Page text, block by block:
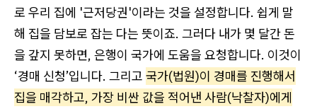
로 우리 집에 '근저당권'이라는 것을 설정합니다. 쉽게 말
해 집을 담보로 잡는 다는 뜻이죠. 그러다 내가 몇 달간 돈
을 갚지 못하면, 은행이 국가에 도움을 요청합니다. 이것이
‘경매 신청’입니다. 그리고 국가(법원)이 경매를 진행해서
집을 매각하고, 가장 비싼 값을 적어낸 사람(낙찰자)에게